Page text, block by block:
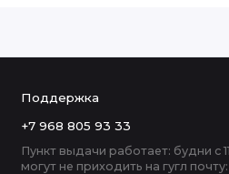
Поддержка
+7 968 805 93 33
Пункт выдачи работает: будни с
могут не приходить на гугл почту: